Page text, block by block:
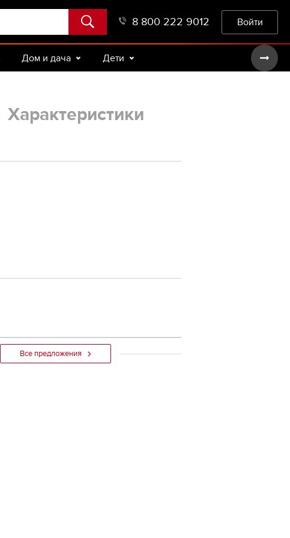
8 800 222 9012 Войти
Дом и дача Дети
Характеристики
Все предложения